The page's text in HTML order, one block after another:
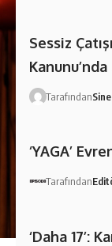
Sessiz
Tarafından
‘YAGA’
Tarafından
‘Daha 17’: